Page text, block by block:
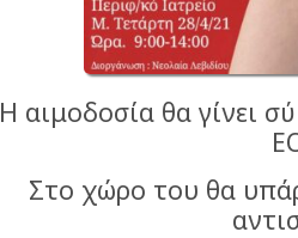
Η αιμοδοσία θα γίνει
Στο χώρο του θα